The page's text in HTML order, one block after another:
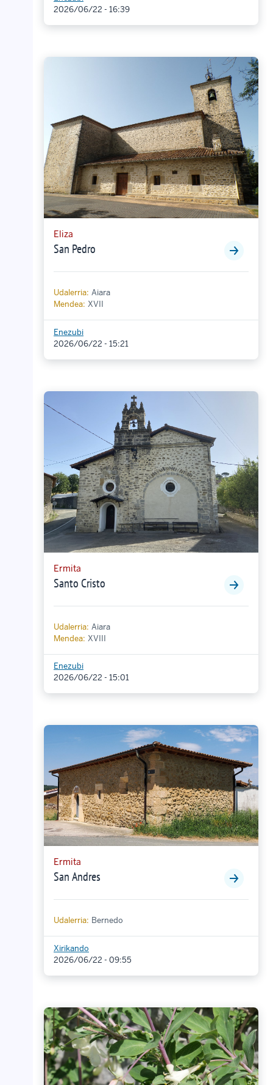
2026/06/22 - 16:39
Eliza
San Pedro
Udalerria: Aiara
Mendea: XVII
Enezubi
2026/06/22 - 15:21
Ermita
Santo Cristo
Udalerria: Aiara
Mendea: XVIII
Enezubi
2026/06/22 - 15:01
Ermita
San Andres
Udalerria: Bernedo
Xirikando
2026/06/22 - 09:55